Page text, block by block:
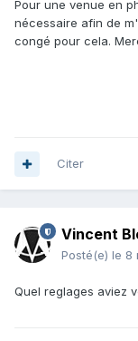
Pour une venue en
nécessaire afin de
congé pour cela.
Citer
Vincent
Posté(e) le 8
Quel reglages aviez